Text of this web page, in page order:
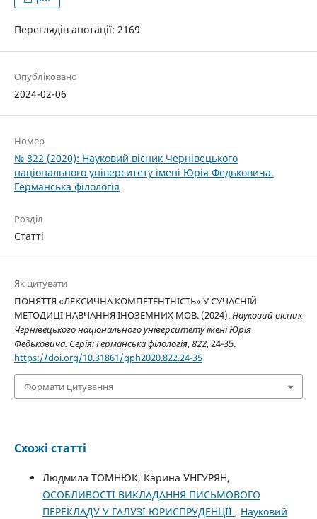
Переглядів анотації: 2169
Опубліковано
2024-02-06
Номер
№ 822 (2020): Науковий вісник Чернівецького
національного університету імені Юрія Федьковича.
Германська філологія
Розділ
Статті
Як цитувати
ПОНЯТТЯ «ЛЕКСИЧНА КОМПЕТЕНТНІСТЬ» У СУЧАСНІЙ
МЕТОДИЦІ НАВЧАННЯ ІНОЗЕМНИХ МОВ. (2024).Науковий вісник
Чернівецького національного університету імені Юрія
Федьковича. Серія: Германська філологія,822, 24-35.
https://doi.org/10.31861/gph2020.822.24-35
Формати цитування
Схожі статті
Людмила ТОМНЮК, Карина УНГУРЯН,
ОСОБЛИВОСТІ ВИКЛАДАННЯ ПИСЬМОВОГО
ПЕРЕКЛАДУ У ГАЛУЗІ ЮРИСПРУДЕНЦІЇ , Науковий